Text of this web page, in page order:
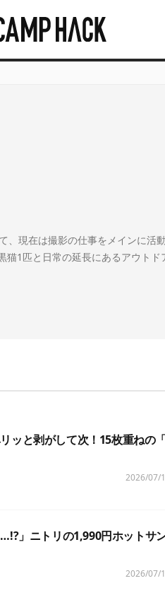
現在は撮影の仕事をメインに活
1匹と日常の延長にあるアウトド
ッと剥がして次！15枚重ねの
2026/07/
」ニトリの1,990円ホットサ
2026/07/